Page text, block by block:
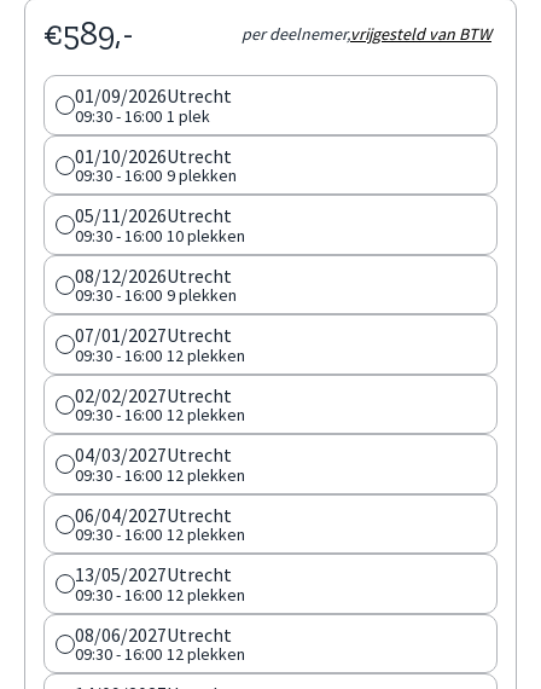
€589,- per deelnemer,vrijgesteld van BTW
01/09/2026
09:30 - 16:00
Utrecht
1 plek
01/10/2026
09:30 - 16:00
Utrecht
9 plekken
05/11/2026
09:30 - 16:00
Utrecht
10 plekken
08/12/2026
09:30 - 16:00
Utrecht
9 plekken
07/01/2027
09:30 - 16:00
Utrecht
12 plekken
02/02/2027
09:30 - 16:00
Utrecht
12 plekken
04/03/2027
09:30 - 16:00
Utrecht
12 plekken
06/04/2027
09:30 - 16:00
Utrecht
12 plekken
13/05/2027
09:30 - 16:00
Utrecht
12 plekken
08/06/2027
09:30 - 16:00
Utrecht
12 plekken